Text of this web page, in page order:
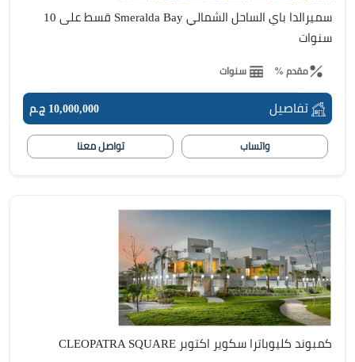
سميرالدا باي الساحل الشمالي Smeralda Bay قسط على 10
سنوات
مقدم % سنوات
تفاصيل 10,000,000 ج.م
واتساب تواصل معنا
كمبوند كليوباترا سكوير اكتوبر CLEOPATRA SQUARE